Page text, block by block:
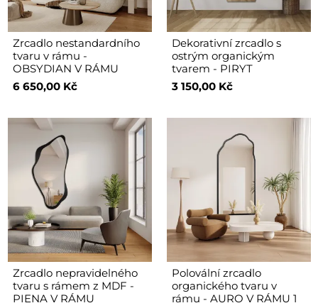
Zrcadlo nestandardního
tvaru v rámu -
OBSYDIAN V RÁMU
6 650,00 Kč
Dekorativní zrcadlo s
ostrým organickým
tvarem - PIRYT
3 150,00 Kč
Zrcadlo nepravidelného
tvaru s rámem z MDF -
PIENA V RÁMU
Polovální zrcadlo
organického tvaru v
rámu - AURO V RÁMU 1